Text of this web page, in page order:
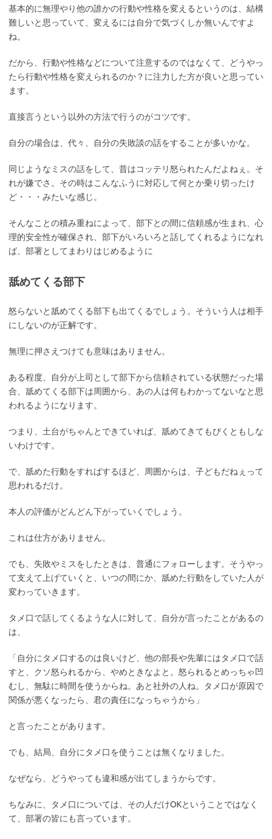
基本的に無理やり他の誰かの行動や性格を変えるというのは、結構
難しいと思っていて、変えるには自分で気づくしか無いんですよ
ね。
だから、行動や性格などについて注意するのではなくて、どうやっ
たら行動や性格を変えられるのか？に注力した方が良いと思ってい
ます。
直接言うという以外の方法で行うのがコツです。
自分の場合は、代々、自分の失敗談の話をすることが多いかな。
同じようなミスの話をして、昔はコッテリ怒られたんだよねぇ。そ
れが嫌でさ。その時はこんなふうに対応して何とか乗り切ったけ
ど・・・みたいな感じ。
そんなことの積み重ねによって、部下との間に信頼感が生まれ、心
理的安全性が確保され、部下がいろいろと話してくれるようになれ
ば、部署としてまわりはじめるように
舐めてくる部下
怒らないと舐めてくる部下も出てくるでしょう。そういう人は相手
にしないのが正解です。
無理に押さえつけても意味はありません。
ある程度、自分が上司として部下から信頼されている状態だった場
合、舐めてくる部下は周囲から、あの人は何もわかってないなと思
われるようになります。
つまり、土台がちゃんとできていれば、舐めてきてもびくともしな
いわけです。
で、舐めた行動をすればするほど、周囲からは、子どもだねぇって
思われるだけ。
本人の評価がどんどん下がっていくでしょう。
これは仕方がありません。
でも、失敗やミスをしたときは、普通にフォローします。そうやっ
て支えて上げていくと、いつの間にか、舐めた行動をしていた人が
変わっていきます。
タメ口で話してくるような人に対して、自分が言ったことがあるの
は、
「自分にタメ口するのは良いけど、他の部長や先輩にはタメ口で話
すと、クソ怒られるから、やめときなよと。怒られるとめっちゃ凹
むし、無駄に時間を使うからね。あと社外の人ね。タメ口が原因で
関係が悪くなったら、君の責任になっちゃうから」
と言ったことがあります。
でも、結局、自分にタメ口を使うことは無くなりました。
なぜなら、どうやっても違和感が出てしまうからです。
ちなみに、タメ口については、その人だけOKということではなく
て、部署の皆にも言っています。